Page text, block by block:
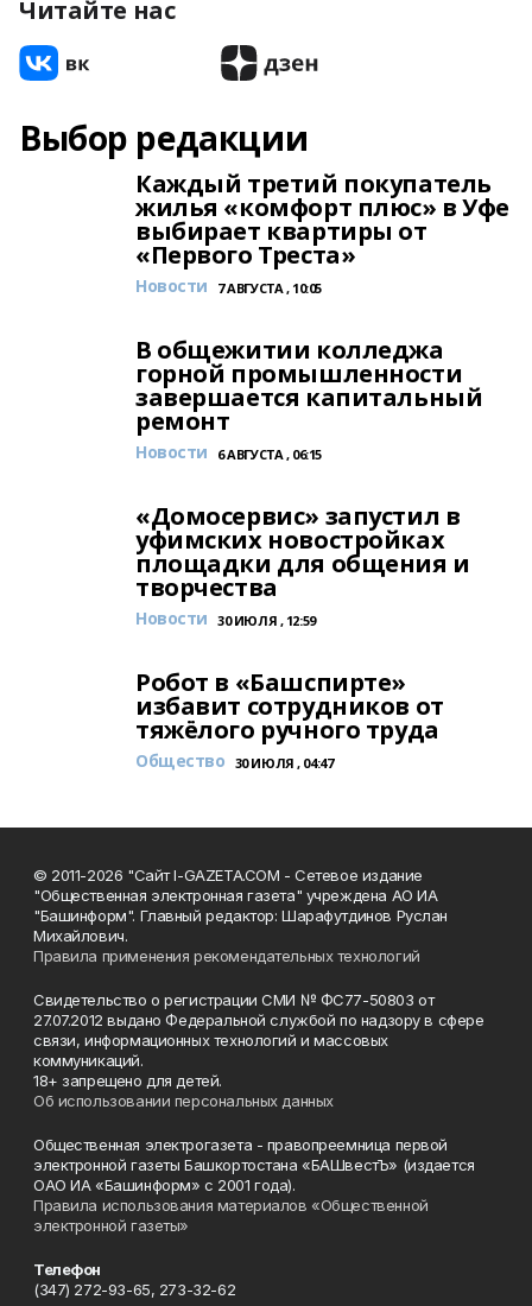
Читайте нас
Выбор редакции
Каждый третий покупатель
жилья «комфорт плюс» в Уфе
выбирает квартиры от
«Первого Треста»
Новости 7 АВГУСТА , 10:05
В общежитии колледжа
горной промышленности
завершается капитальный
ремонт
Новости 6 АВГУСТА , 06:15
«Домосервис» запустил в
уфимских новостройках
площадки для общения и
творчества
Новости 30 ИЮЛЯ , 12:59
Робот в «Башспирте»
избавит сотрудников от
тяжёлого ручного труда
Общество 30 ИЮЛЯ , 04:47
© 2011-2026 "Сайт I-GAZETA.COM - Сетевое издание
"Общественная электронная газета" учреждена АО ИА
"Башинформ". Главный редактор: Шарафутдинов Руслан
Михайлович.
Правила применения рекомендательных технологий
Свидетельство о регистрации СМИ № ФС77-50803 от
27.07.2012 выдано Федеральной службой по надзору в сфере
связи, информационных технологий и массовых
коммуникаций.
18+ запрещено для детей.
Об использовании персональных данных
Общественная электрогазета - правопреемница первой
электронной газеты Башкортостана «БАШвестЪ» (издается
ОАО ИА «Башинформ» с 2001 года).
Правила использования материалов «Общественной
электронной газеты»
Телефон
(347) 272-93-65, 273-32-62